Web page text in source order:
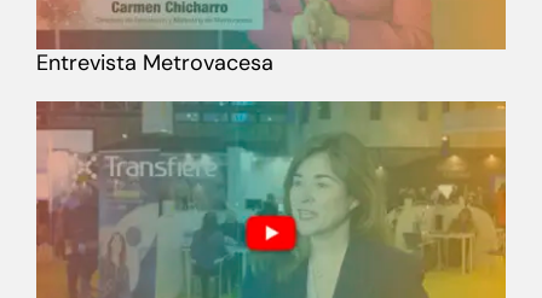
Entrevista Metrovacesa